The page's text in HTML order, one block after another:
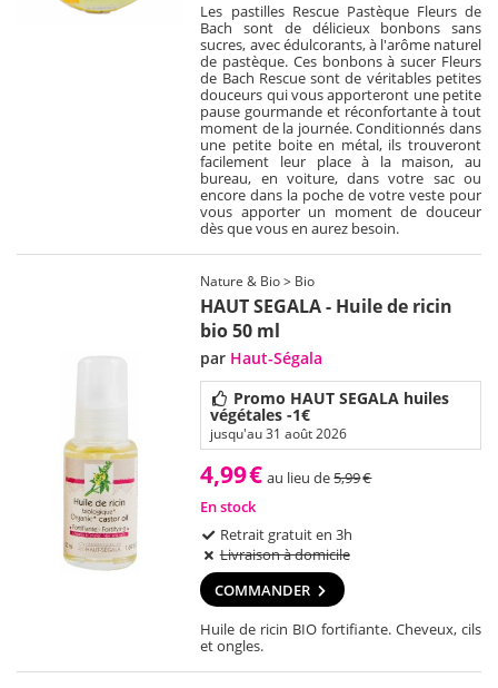
Les pastilles Rescue Pastèque Fleurs de
Bach sont de délicieux bonbons sans
sucres, avec édulcorants, à l'arôme naturel
de pastèque. Ces bonbons à sucer Fleurs
de Bach Rescue sont de véritables petites
douceurs qui vous apporteront une petite
pause gourmande et réconfortante à tout
moment de la journée. Conditionnés dans
une petite boite en métal, ils trouveront
facilement leur place à la maison, au
bureau, en voiture, dans votre sac ou
encore dans la poche de votre veste pour
vous apporter un moment de douceur
dès que vous en aurez besoin.
Nature & Bio > Bio
HAUT SEGALA - Huile de ricin
bio 50 ml
par Haut-Ségala
Promo HAUT SEGALA huiles
végétales -1€
jusqu'au 31 août 2026
4,99€ au lieu de5,99€
En stock
Retrait gratuit en 3h
Livraison à domicile
COMMANDER
Huile de ricin BIO fortifiante. Cheveux, cils
et ongles.